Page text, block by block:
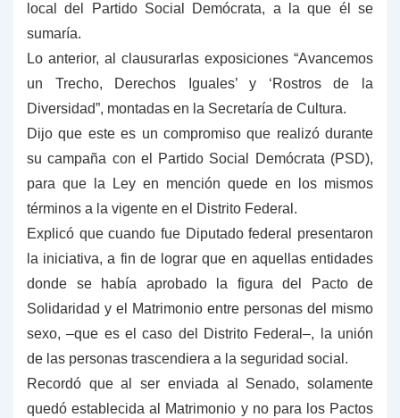
local del Partido Social Demócrata, a la que él se
sumaría.
Lo anterior, al clausurarlas exposiciones “Avancemos
un Trecho, Derechos Iguales’ y ‘Rostros de la
Diversidad”, montadas en la Secretaría de Cultura.
Dijo que este es un compromiso que realizó durante
su campaña con el Partido Social Demócrata (PSD),
para que la Ley en mención quede en los mismos
términos a la vigente en el Distrito Federal.
Explicó que cuando fue Diputado federal presentaron
la iniciativa, a fin de lograr que en aquellas entidades
donde se había aprobado la figura del Pacto de
Solidaridad y el Matrimonio entre personas del mismo
sexo, –que es el caso del Distrito Federal–, la unión
de las personas trascendiera a la seguridad social.
Recordó que al ser enviada al Senado, solamente
quedó establecida al Matrimonio y no para los Pactos